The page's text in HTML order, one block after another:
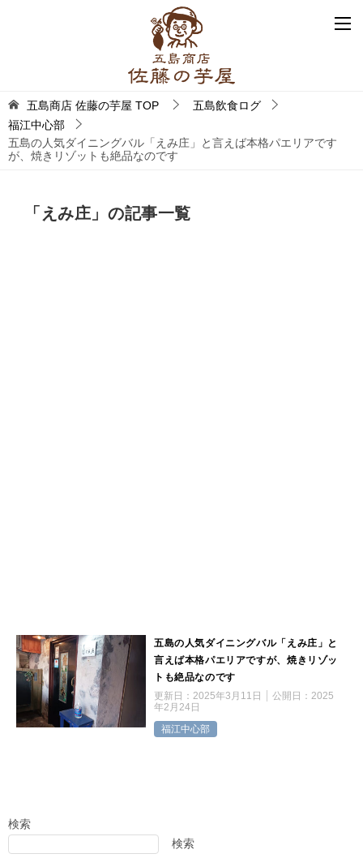
五島商店 佐藤の芋屋 TOP
五島飲食ログ
福江中心部
五島の人気ダイニングバル「えみ庄」と言えば本格パエリアです
が、焼きリゾットも絶品なのです
「えみ庄」の記事一覧
五島の人気ダイニングバル「えみ庄」と
言えば本格パエリアですが、焼きリゾッ
トも絶品なのです
更新日： 2025年3月11日 公開日： 2025
年2月24日
福江中心部
検索
検索